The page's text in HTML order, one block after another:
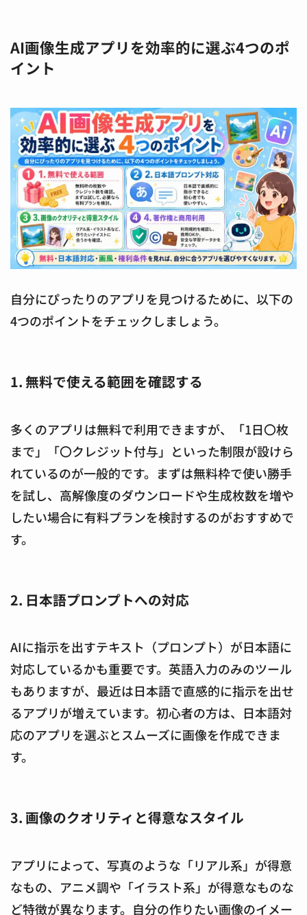
AI画像生成アプリを効率的に選ぶ4つのポ
イント
自分にぴったりのアプリを見つけるために、以下の
4つのポイントをチェックしましょう。
1. 無料で使える範囲を確認する
多くのアプリは無料で利用できますが、「1日〇枚
まで」「〇クレジット付与」といった制限が設けら
れているのが一般的です。まずは無料枠で使い勝手
を試し、高解像度のダウンロードや生成枚数を増や
したい場合に有料プランを検討するのがおすすめで
す。
2. 日本語プロンプトへの対応
AIに指示を出すテキスト（プロンプト）が日本語に
対応しているかも重要です。英語入力のみのツール
もありますが、最近は日本語で直感的に指示を出せ
るアプリが増えています。初心者の方は、日本語対
応のアプリを選ぶとスムーズに画像を作成できま
す。
3. 画像のクオリティと得意なスタイル
アプリによって、写真のような「リアル系」が得意
なもの、アニメ調や「イラスト系」が得意なものな
ど特徴が異なります。自分の作りたい画像のイメー